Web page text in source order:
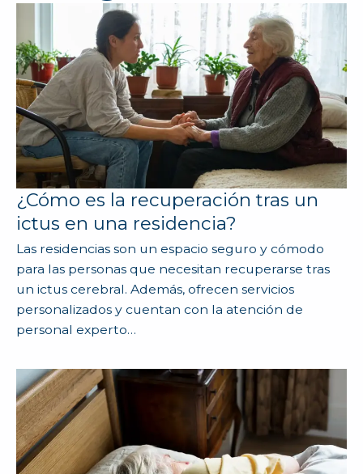
¿Cómo es la recuperación tras un
ictus en una residencia?
Las residencias son un espacio seguro y cómodo
para las personas que necesitan recuperarse tras
un ictus cerebral. Además, ofrecen servicios
personalizados y cuentan con la atención de
personal experto…